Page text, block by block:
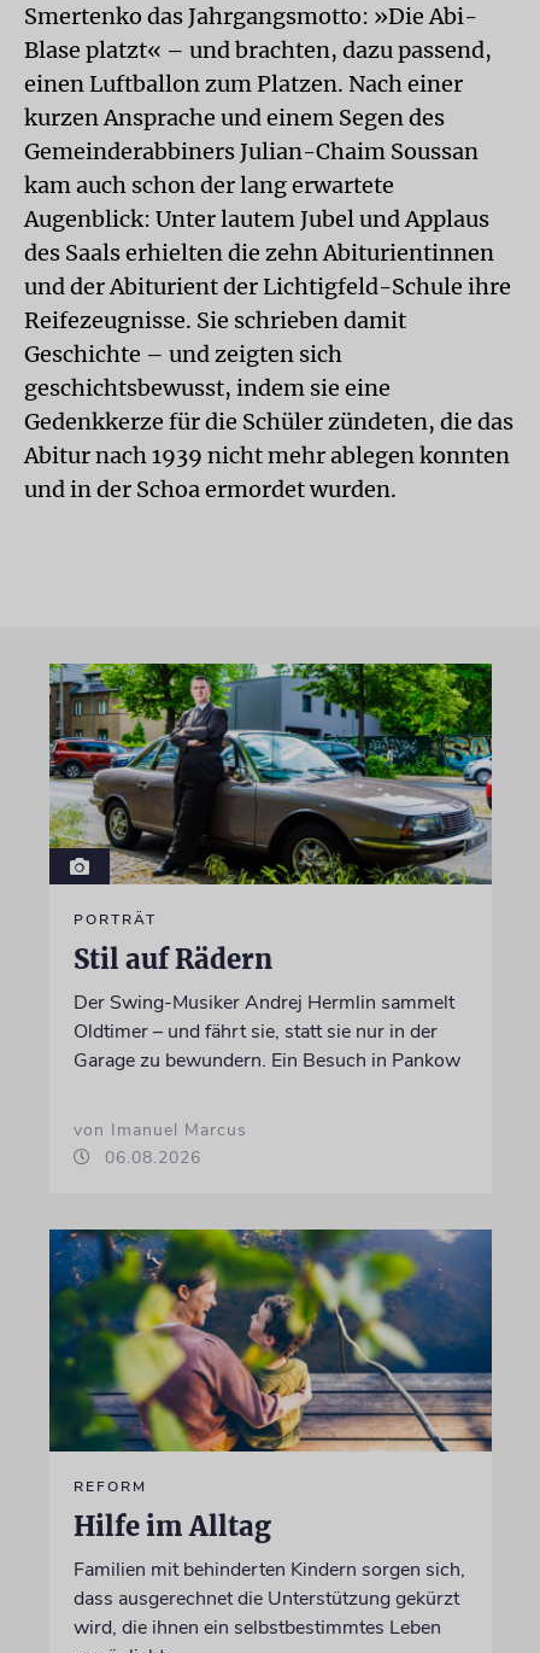
Smertenko das Jahrgangsmotto: »Die Abi-
Blase platzt« – und brachten, dazu passend,
einen Luftballon zum Platzen. Nach einer
kurzen Ansprache und einem Segen des
Gemeinderabbiners Julian-Chaim Soussan
kam auch schon der lang erwartete
Augenblick: Unter lautem Jubel und Applaus
des Saals erhielten die zehn Abiturientinnen
und der Abiturient der Lichtigfeld-Schule ihre
Reifezeugnisse. Sie schrieben damit
Geschichte – und zeigten sich
geschichtsbewusst, indem sie eine
Gedenkkerze für die Schüler zündeten, die das
Abitur nach 1939 nicht mehr ablegen konnten
und in der Schoa ermordet wurden.
PORTRÄT
Stil auf Rädern
Der Swing-Musiker Andrej Hermlin sammelt
Oldtimer – und fährt sie, statt sie nur in der
Garage zu bewundern. Ein Besuch in Pankow
von Imanuel Marcus
06.08.2026
REFORM
Hilfe im Alltag
Familien mit behinderten Kindern sorgen sich,
dass ausgerechnet die Unterstützung gekürzt
wird, die ihnen ein selbstbestimmtes Leben